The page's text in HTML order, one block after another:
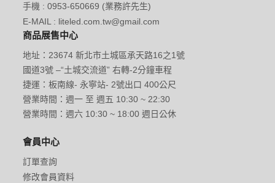
手機 : 0953-650669 (業務許先生)
E-MAIL : liteled.com.tw@gmail.com
商品展售中心
地址：23674 新北市土城區承天路16之1號
國道3號 –“土城交流道” 右轉-2分鐘車程
捷運：板南線- 永寧站- 2號出口 400公尺
營業時間：週一 至 週五 10:30 ~ 22:30
營業時間：週六 10:30 ~ 18:00 週日公休
會員中心
訂單查詢
修改會員資料